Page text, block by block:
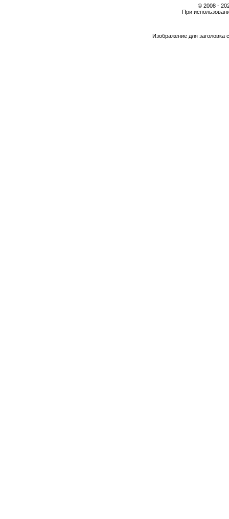
© 2008 -
При
Изображение для